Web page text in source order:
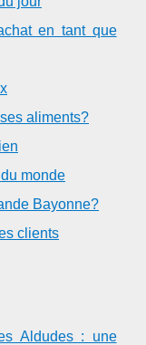
en tant que
aliments?
monde
Bayonne?
clients
Aldudes : une